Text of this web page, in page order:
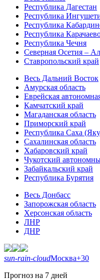
Республика Дагестан
Республика
Республика
Республика
Республика Чечня
Северная Осетия –
Ставропольский край
Весь Дальний Восток
Амурская область
Еврейская
Камчатский край
Магаданская область
Приморский край
Республика Саха
Сахалинская область
Хабаровский край
Чукотский
Забайкальский край
Республика Бурятия
Весь Донбасс
Запорожская область
Херсонская область
ЛНР
ДНР
sun-rain-cloudМосква+30
Прогноз на 7 дней